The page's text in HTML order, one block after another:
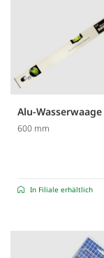
Alu-Wasserwaage
600 mm
In Filiale erhältlich